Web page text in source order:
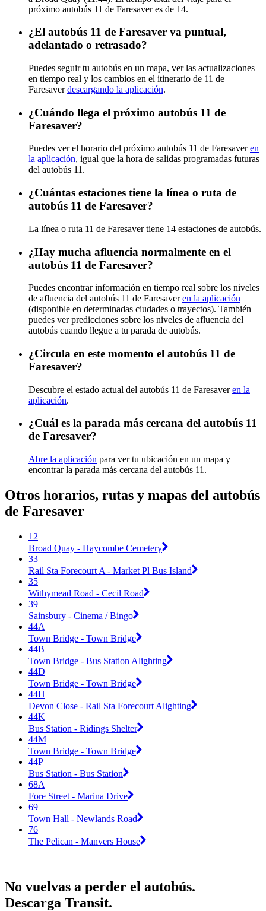
próximo autobús 11 de Faresaver es de 14.
¿El autobús 11 de Faresaver va puntual,
adelantado o retrasado?
Puedes seguir tu autobús en un mapa, ver las actualizaciones
en tiempo real y los cambios en el itinerario de 11 de
Faresaverdescargando la aplicación.
¿Cuándo llega el próximo autobús 11 de
Faresaver?
Puedes ver el horario del próximo autobús 11 de Faresaveren
la aplicación, igual que la hora de salidas programadas futuras
del autobús 11.
¿Cuántas estaciones tiene la línea o ruta de
autobús 11 de Faresaver?
La línea o ruta 11 de Faresaver tiene 14 estaciones de autobús.
¿Hay mucha afluencia normalmente en el
autobús 11 de Faresaver?
Puedes encontrar información en tiempo real sobre los niveles
de afluencia del autobús 11 de Faresaveren la aplicación
(disponible en determinadas ciudades o trayectos). También
puedes ver predicciones sobre los niveles de afluencia del
autobús cuando llegue a tu parada de autobús.
¿Circula en este momento el autobús 11 de
Faresaver?
Descubre el estado actual del autobús 11 de Faresaveren la
aplicación.
¿Cuál es la parada más cercana del autobús 11
de Faresaver?
Abre la aplicación para ver tu ubicación en un mapa y
encontrar la parada más cercana del autobús 11.
Otros horarios, rutas y mapas del autobús
de Faresaver
12
Broad Quay - Haycombe Cemetery
33
Rail Sta Forecourt A - Market Pl Bus Island
35
Withymead Road - Cecil Road
39
Sainsbury - Cinema / Bingo
44A
Town Bridge - Town Bridge
44B
Town Bridge - Bus Station Alighting
44D
Town Bridge - Town Bridge
44H
Devon Close - Rail Sta Forecourt Alighting
44K
Bus Station - Ridings Shelter
44M
Town Bridge - Town Bridge
44P
Bus Station - Bus Station
68A
Fore Street - Marina Drive
69
Town Hall - Newlands Road
76
The Pelican - Manvers House
No vuelvas a perder el autobús.
Descarga Transit.